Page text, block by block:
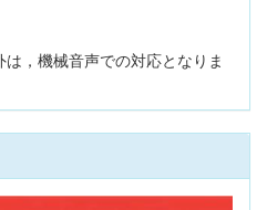
，機械音声での対応となりま